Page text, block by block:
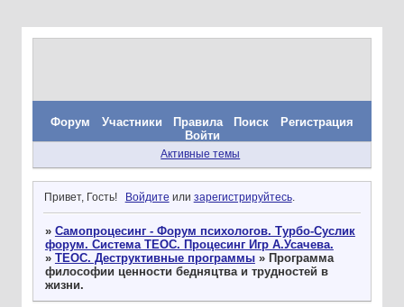
Форум Участники Правила Поиск
Регистрация
Войти
Активные темы
Привет, Гость! Войдите или зарегистрируйтесь.
» Самопроцесинг - Форум психологов. Турбо-Суслик
форум. Система ТЕОС. Процесинг Игр А.Усачева.
» ТЕОС. Деструктивные программы » Программа
философии ценности бедняцтва и трудностей в
жизни.